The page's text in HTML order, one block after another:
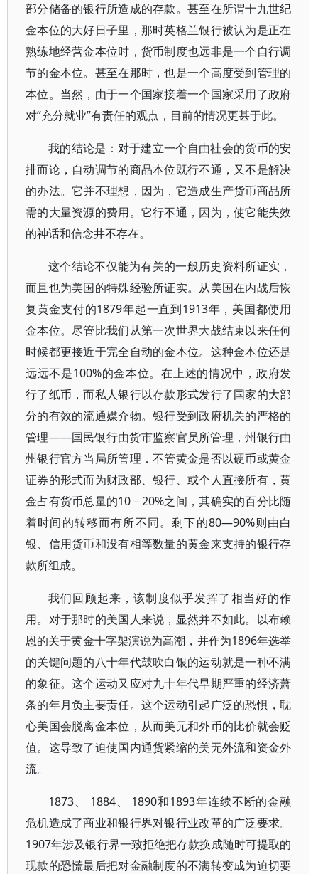
部分储备的银行所造成的存款。甚至在所谓十九世纪
金本位的大好日子里，那时英格兰银行被认为是正在
熟练地经营金本位时，货币制度也远非是一个自行调
节的金本位。甚至在那时，也是一个高度受到管理的
本位。当然，由于一个国家接着一个国家采用了政府
对“充分就业”有责任的观点，目前的情况更甚于此。
我的结论是：对于建立一个自由社会的货币的安
排而论，自动调节的商品本位既行不通，又不是解决
的办法。它并不理想，因为，它造成生产货币商品所
需的大量资源的费用。它行不通，因为，使它能失效
的神话和信念井不存在。
这个结论不仅能为有关的一般历史资料所证实，
而且也为美国的特殊经验所证实。从美国在内战后恢
复黄金支付的1879年起一直到1913年，美国都使用
金本位。尽管比我们从第一次世界大战结束以来任何
时候都更接近于完全自动的金本位。这种金本位还是
远远不是100%的金本位。在上述的情况中，政府发
行了纸币，而私人银行以存款形式发行了国家的大部
分的有效的流通媒介物。银行受到政府机关的严格的
管理——国民银行由货市监察官员所管理，州银行由
州银行官方当局所管理．不管黄金是否以硬币或黄金
证券的形式而为财政部、银行、或个人直接所有，黄
金占有货币总量的10－20%之间，其确实的百分比随
着时间的转移而有所不同。剩下的80—90%则由白
银、信用货币和没有相等数量的黄金来支持的银行存
款所组成。
我们回顾起来，该制度似乎发挥了相当好的作
用。对于那时的美国人来说，显然并不如此。以布赖
恩的关于黄金十字架演说为高潮，并作为1896年选举
的关键问题的八十年代鼓吹白银的运动就是一种不满
的象征。这个运动又应对九十年代早期严重的经济萧
条的年月负主要责任。这个运动引起广泛的恐惧，耽
心美国会脱离金本位，从而美元和外币的比价就会贬
值。这导致了迫使国内通货紧缩的美无外流和资金外
流。
1873、 1884、 1890和1893年连续不断的金融
危机造成了商业和银行界对银行业改革的广泛要求。
1907年涉及银行界一致拒绝把存款换成随时可提取的
现款的恐慌最后把对金融制度的不满转变成为迫切要